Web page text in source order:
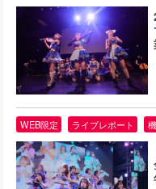
WEB限定 ライブレポート